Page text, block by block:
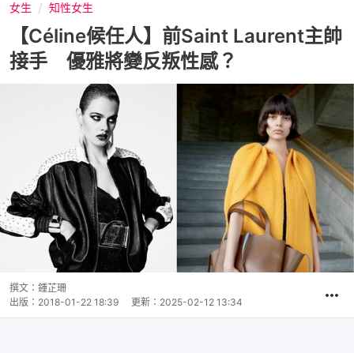
女生 知性女生
【Céline候任人】前Saint Laurent主帥
接手 優雅將變反叛性感？
撰文： 鍾芷珊
出版： 2018-01-22 18:39 更新： 2025-02-12 13:34